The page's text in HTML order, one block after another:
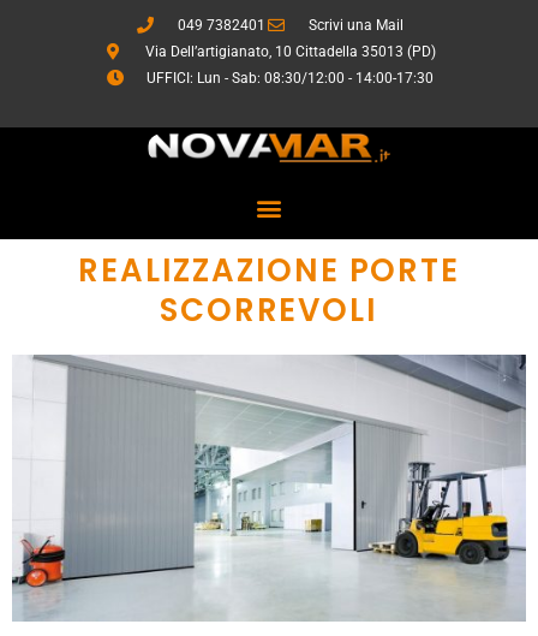
049 7382401
Scrivi una Mail
Via Dell’artigianato, 10 Cittadella 35013 (PD)
UFFICI: Lun - Sab: 08:30/12:00 - 14:00-17:30
REALIZZAZIONE PORTE
SCORREVOLI